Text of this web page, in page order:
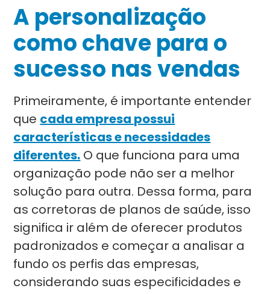
A personalização
como chave para o
sucesso nas vendas
Primeiramente, é importante entender
que cada empresa possui
características e necessidades
diferentes. O que funciona para uma
organização pode não ser a melhor
solução para outra. Dessa forma, para
as corretoras de planos de saúde, isso
significa ir além de oferecer produtos
padronizados e começar a analisar a
fundo os perfis das empresas,
considerando suas especificidades e